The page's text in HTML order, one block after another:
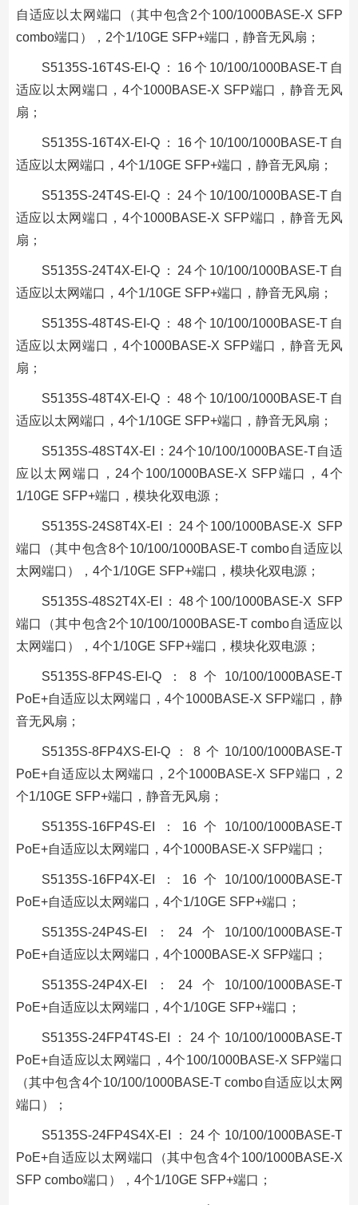
自适应以太网端口（其中包含2个100/1000BASE-X SFP
combo端口），2个1/10GE SFP+端口，静音无风扇；
S5135S-16T4S-EI-Q：16个10/100/1000BASE-T自
适应以太网端口，4个1000BASE-X SFP端口，静音无风
扇；
S5135S-16T4X-EI-Q：16个10/100/1000BASE-T自
适应以太网端口，4个1/10GE SFP+端口，静音无风扇；
S5135S-24T4S-EI-Q：24个10/100/1000BASE-T自
适应以太网端口，4个1000BASE-X SFP端口，静音无风
扇；
S5135S-24T4X-EI-Q：24个10/100/1000BASE-T自
适应以太网端口，4个1/10GE SFP+端口，静音无风扇；
S5135S-48T4S-EI-Q：48个10/100/1000BASE-T自
适应以太网端口，4个1000BASE-X SFP端口，静音无风
扇；
S5135S-48T4X-EI-Q：48个10/100/1000BASE-T自
适应以太网端口，4个1/10GE SFP+端口，静音无风扇；
S5135S-48ST4X-EI：24个10/100/1000BASE-T自适
应以太网端口，24个100/1000BASE-X SFP端口，4个
1/10GE SFP+端口，模块化双电源；
S5135S-24S8T4X-EI：24个100/1000BASE-X SFP
端口（其中包含8个10/100/1000BASE-T combo自适应以
太网端口），4个1/10GE SFP+端口，模块化双电源；
S5135S-48S2T4X-EI：48个100/1000BASE-X SFP
端口（其中包含2个10/100/1000BASE-T combo自适应以
太网端口），4个1/10GE SFP+端口，模块化双电源；
S5135S-8FP4S-EI-Q：8个10/100/1000BASE-T
PoE+自适应以太网端口，4个1000BASE-X SFP端口，静
音无风扇；
S5135S-8FP4XS-EI-Q：8个10/100/1000BASE-T
PoE+自适应以太网端口，2个1000BASE-X SFP端口，2
个1/10GE SFP+端口，静音无风扇；
S5135S-16FP4S-EI：16个10/100/1000BASE-T
PoE+自适应以太网端口，4个1000BASE-X SFP端口；
S5135S-16FP4X-EI：16个10/100/1000BASE-T
PoE+自适应以太网端口，4个1/10GE SFP+端口；
S5135S-24P4S-EI：24个10/100/1000BASE-T
PoE+自适应以太网端口，4个1000BASE-X SFP端口；
S5135S-24P4X-EI：24个10/100/1000BASE-T
PoE+自适应以太网端口，4个1/10GE SFP+端口；
S5135S-24FP4T4S-EI：24个10/100/1000BASE-T
PoE+自适应以太网端口，4个100/1000BASE-X SFP端口
（其中包含4个10/100/1000BASE-T combo自适应以太网
端口）；
S5135S-24FP4S4X-EI：24个10/100/1000BASE-T
PoE+自适应以太网端口（其中包含4个100/1000BASE-X
SFP combo端口），4个1/10GE SFP+端口；